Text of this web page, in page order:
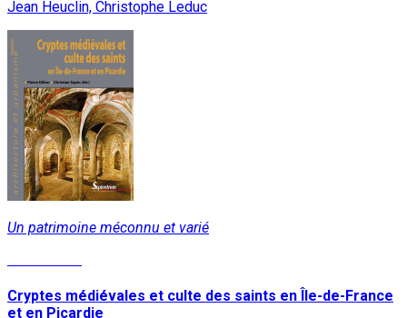
Jean Heuclin, Christophe Leduc
Un patrimoine méconnu et varié
Cryptes médiévales et culte des saints en Île-de-France
et en Picardie